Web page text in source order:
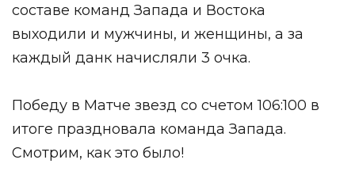
составе команд Запада и Востока
выходили и мужчины, и женщины, а за
каждый данк начисляли 3 очка.
Победу в Матче звезд со счетом 106:100 в
итоге праздновала команда Запада.
Смотрим, как это было!